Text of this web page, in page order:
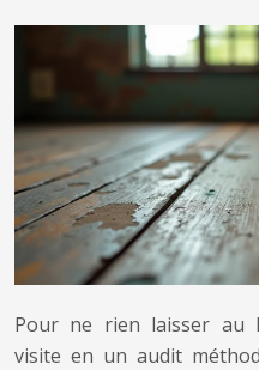
Pour ne rien laisser au
visite en un audit